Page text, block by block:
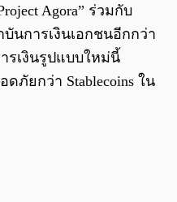
Agora” ร่วมกับ
นการเงินเอกชนอีกกว่า
รเงินรูปแบบใหม่นี้
ภัยกว่า Stablecoins ใน